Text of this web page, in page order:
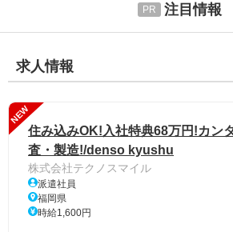
注目情報
求人情報
NEW
住み込みOK!入社特典68万円!カン
査・製造!/denso kyushu
株式会社テクノスマイル
派遣社員
福岡県
時給1,600円